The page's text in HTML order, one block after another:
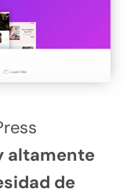
altamente
de